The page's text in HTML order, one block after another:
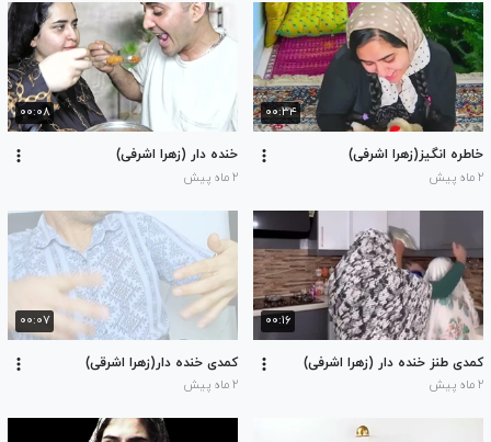
۰۰:۳۴
خاطره انگیز(زهرا اشرفی)
۲ ماه پیش
۰۰:۰۸
خنده دار (زهرا اشرفی)
۲ ماه پیش
۰۰:۱۶
کمدی طنز خنده دار (زهرا اشرفی)
۲ ماه پیش
۰۰:۰۷
کمدی خنده دار(زهرا اشرقی)
۲ ماه پیش